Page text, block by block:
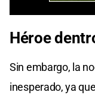
Héroe
Sin embargo, la
inesperado, ya